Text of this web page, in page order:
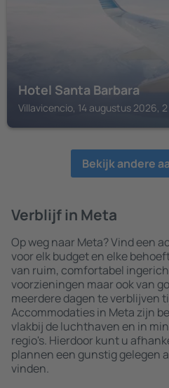
Hotel Santa Barbara
Villavicencio, 14 augustus 2026,
Bekijk andere
Verblijf in Meta
Op weg naar Meta? Vind een
voor elk budget en elke
van ruim, comfortabel
voorzieningen maar ook van
meerdere dagen te verblijven
Accommodaties in Meta zijn
vlakbij de luchthaven en in
regio's. Hierdoor kunt u
plannen een gunstig gelegen
vinden.